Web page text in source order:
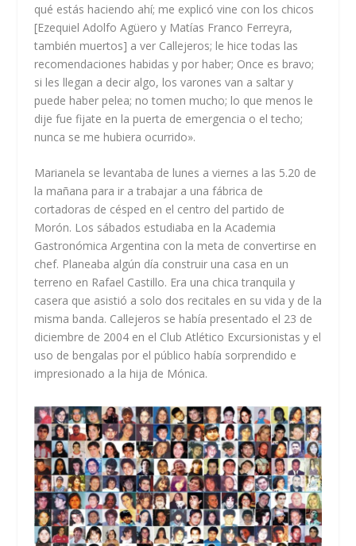
qué estás haciendo ahí; me explicó vine con los chicos
[Ezequiel Adolfo Agüero y Matías Franco Ferreyra,
también muertos] a ver Callejeros; le hice todas las
recomendaciones habidas y por haber; Once es bravo;
si les llegan a decir algo, los varones van a saltar y
puede haber pelea; no tomen mucho; lo que menos le
dije fue fijate en la puerta de emergencia o el techo;
nunca se me hubiera ocurrido».
Marianela se levantaba de lunes a viernes a las 5.20 de
la mañana para ir a trabajar a una fábrica de
cortadoras de césped en el centro del partido de
Morón. Los sábados estudiaba en la Academia
Gastronómica Argentina con la meta de convertirse en
chef. Planeaba algún día construir una casa en un
terreno en Rafael Castillo. Era una chica tranquila y
casera que asistió a solo dos recitales en su vida y de la
misma banda. Callejeros se había presentado el 23 de
diciembre de 2004 en el Club Atlético Excursionistas y el
uso de bengalas por el público había sorprendido e
impresionado a la hija de Mónica.